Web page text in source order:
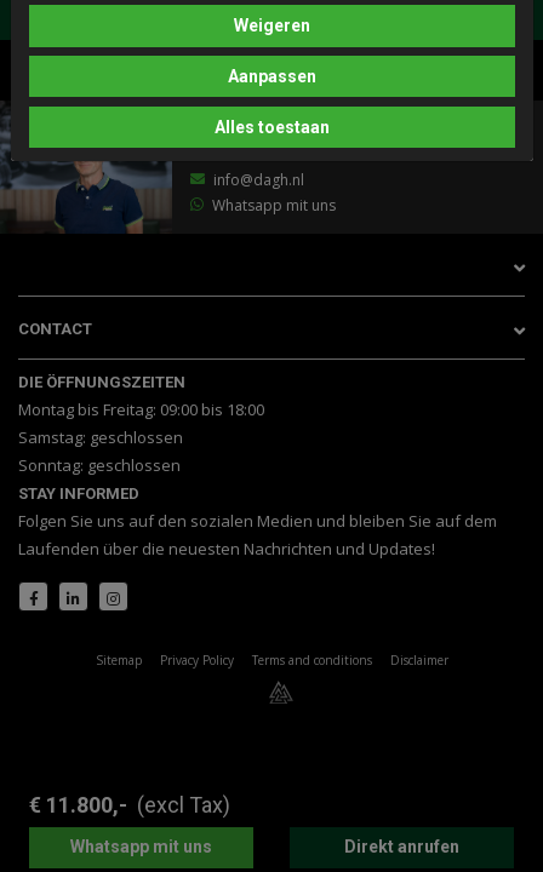
€ 11.800,- (excl Tax)
Whatsapp mit uns Direkt anrufen
PERSÖNLICHE BERATUNG
0528 745 095
info@dagh.nl
Whatsapp mit uns
CONTACT
DIE ÖFFNUNGSZEITEN
Montag bis Freitag: 09:00 bis 18:00
Samstag: geschlossen
Sonntag: geschlossen
STAY INFORMED
Folgen Sie uns auf den sozialen Medien und bleiben Sie auf dem
Laufenden über die neuesten Nachrichten und Updates!
Sitemap Privacy Policy Terms and conditions Disclaimer
Weigeren
Aanpassen
Alles toestaan